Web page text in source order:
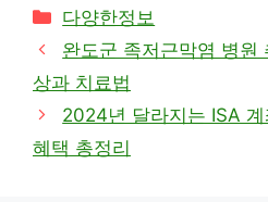
카
테
리
다양한정보
완도군 족저근막염 병원
상과 치료법
2024년 달라지는 ISA
혜택 총정리